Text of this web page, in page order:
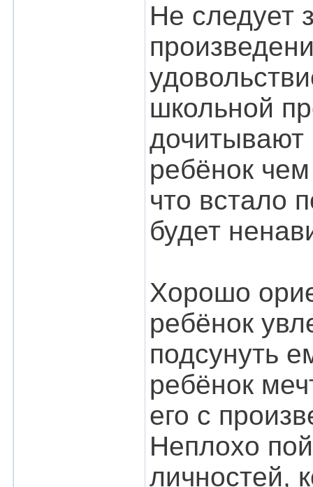
Не следует
школьной
дочитывают
ребёнок
что встало
будет
Хорошо
ребёнок
подсунуть
ребёнок
его с
Неплохо
личностей,